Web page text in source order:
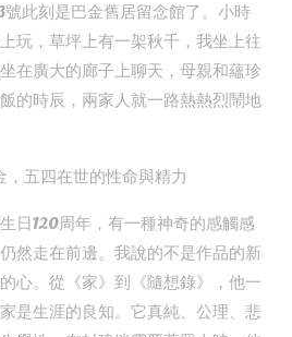
號此刻是巴金舊居留念館了。小時
玩，草坪上有一架秋千，我坐上往
在廣大的廊子上聊天，母親和蘊珍
的時辰，兩家人就一路熱熱烈鬧地
，五四在世的性命與精力
日120周年，有一種神奇的感觸感
然走在前邊。我說的不是作品的新
心。從《家》到《隨想錄》，他一
是生涯的良知。它真純、公理、悲